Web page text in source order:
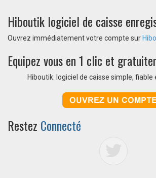
Hiboutik logiciel de caisse
Ouvrez immédiatement votre compte sur
Equipez vous en 1 clic et
Hiboutik: logiciel de caisse simple,
Restez Connecté